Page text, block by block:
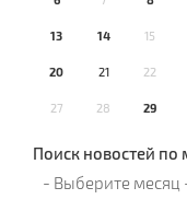
13 14 15
20 21 22
27 28 29
Поиск новостей по